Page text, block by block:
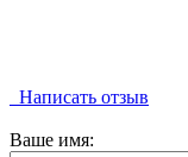
Написать отзыв
Ваше имя: